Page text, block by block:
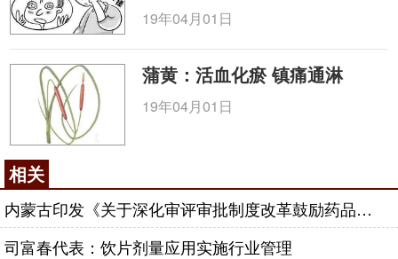
19年04月01日
蒲黄：活血化瘀 镇痛通淋
19年04月01日
相关
内蒙古印发《关于深化审评审批制度改革鼓励药品医疗器械创新的实施意见》
司富春代表：饮片剂量应用实施行业管理